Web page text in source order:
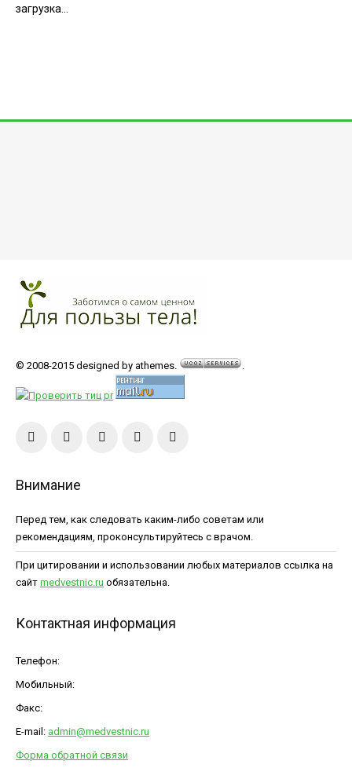
загрузка...
© 2008-2015 designed by athemes. .
Внимание
Перед тем, как следовать каким-либо советам или
рекомендациям, проконсультируйтесь с врачом.
При цитировании и использовании любых материалов ссылка на
сайт medvestnic.ru обязательна.
Контактная информация
Телефон:
Мобильный:
Факс:
E-mail: admin@medvestnic.ru
Форма обратной связи